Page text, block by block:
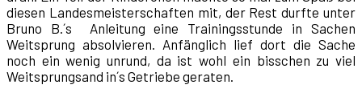
diesen Landesmeisterschaften mit, der Rest durfte unter
Bruno B.´s Anleitung eine Trainingsstunde in Sachen
Weitsprung absolvieren. Anfänglich lief dort die Sache
noch ein wenig unrund, da ist wohl ein bisschen zu viel
Weitsprungsand in´s Getriebe geraten.